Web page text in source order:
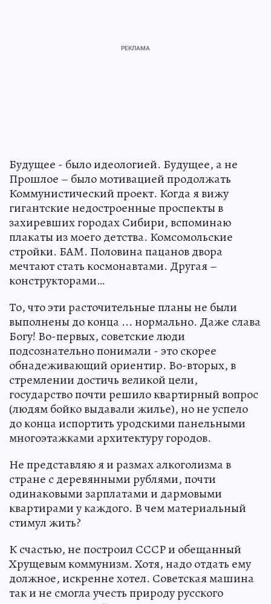
Будущее - было идеологией. Будущее, а не
Прошлое – было мотивацией продолжать
Коммунистический проект. Когда я вижу
гигантские недостроенные проспекты в
захиревших городах Сибири, вспоминаю
плакаты из моего детства. Комсомольские
стройки. БАМ. Половина пацанов двора
мечтают стать космонавтами. Другая –
конструкторами…
То, что эти расточительные планы не были
выполнены до конца ... нормально. Даже слава
Богу! Во-первых, советские люди
подсознательно понимали - это скорее
обнадеживающий ориентир. Во-вторых, в
стремлении достичь великой цели,
государство почти решило квартирный вопрос
(людям бойко выдавали жилье), но не успело
до конца испортить уродскими панельными
многоэтажками архитектуру городов.
Не представляю я и размах алкоголизма в
стране с деревянными рублями, почти
одинаковыми зарплатами и дармовыми
квартирами у каждого. В чем материальный
стимул жить?
К счастью, не построил СССР и обещанный
Хрущевым коммунизм. Хотя, надо отдать ему
должное, искренне хотел. Советская машина
так и не смогла учесть природу русского